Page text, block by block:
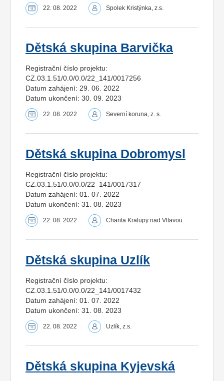
22. 08. 2022 Spolek Kristýnka, z.s.
Dětská skupina Barvička
Registrační číslo projektu:
CZ.03.1.51/0.0/0.0/22_141/0017256
Datum zahájení: 29. 06. 2022
Datum ukončení: 30. 09. 2023
22. 08. 2022 Severní koruna, z. s.
Dětská skupina Dobromysl
Registrační číslo projektu:
CZ.03.1.51/0.0/0.0/22_141/0017317
Datum zahájení: 01. 07. 2022
Datum ukončení: 31. 08. 2023
22. 08. 2022 Charita Kralupy nad Vltavou
Dětská skupina Uzlík
Registrační číslo projektu:
CZ.03.1.51/0.0/0.0/22_141/0017432
Datum zahájení: 01. 07. 2022
Datum ukončení: 31. 08. 2023
22. 08. 2022 Uzlík, z.s.
Dětská skupina Kyjevská